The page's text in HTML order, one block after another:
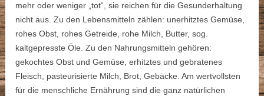
mehr oder weniger „tot“, sie reichen für die Gesunderhaltung
nicht aus. Zu den Lebensmitteln zählen: unerhitztes Gemüse,
rohes Obst, rohes Getreide, rohe Milch, Butter, sog.
kaltgepresste Öle. Zu den Nahrungsmitteln gehören:
gekochtes Obst und Gemüse, erhitztes und gebratenes
Fleisch, pasteurisierte Milch, Brot, Gebäcke. Am wertvollsten
für die menschliche Ernährung sind die ganz natürlichen